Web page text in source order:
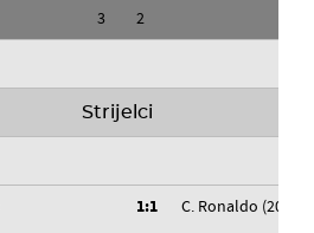
3 2
Strijelci
1:1
C. Ronaldo (20')